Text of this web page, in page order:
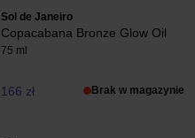
Sol de Janeiro
Copacabana Bronze Glow Oil
75 ml
166 zł Brak w magazynie